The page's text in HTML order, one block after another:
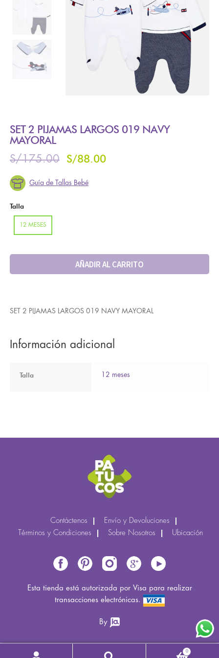
SET 2 PIJAMAS LARGOS 019 NAVY
MAYORAL
S/175.00 S/88.00
Guía de Tallas Bebé
Talla
12 MESES
AÑADIR AL CARRITO
SET 2 PIJAMAS LARGOS 019 NAVY MAYORAL
Información adicional
Talla 12 meses
Contáctenos
Envío y Devoluciones
Términos y Condiciones
Sobre Nosotros Ubicación
Esta tienda está autorizada por Visa para realizar
transacciones electrónicas.
By
0